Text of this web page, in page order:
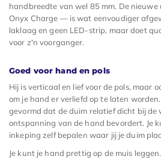
handbreedte van wel 85 mm. De
Onyx Charge — is wat eenvoudiger
laklaag en geen LED-strip, maar doet
voor z'n voorganger.
Goed voor hand en pols
Hij is verticaal en lief voor de pols, maar
om je hand er verliefd op te laten
gevormd dat de duim relatief dicht bij de
ontspanning van de hand bevordert. Je
inkeping zelf bepalen waar jij je duim
Je kunt je hand prettig op de muis